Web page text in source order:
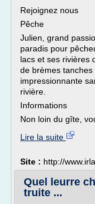
Rejoignez nous
Pêche
Julien, grand
paradis pour
lacs et ses rivières
de brèmes
impressionnante
rivière.
Informations
Non loin du gîte,
Lire la suite
Site : http://
Quel leurre
truite ...